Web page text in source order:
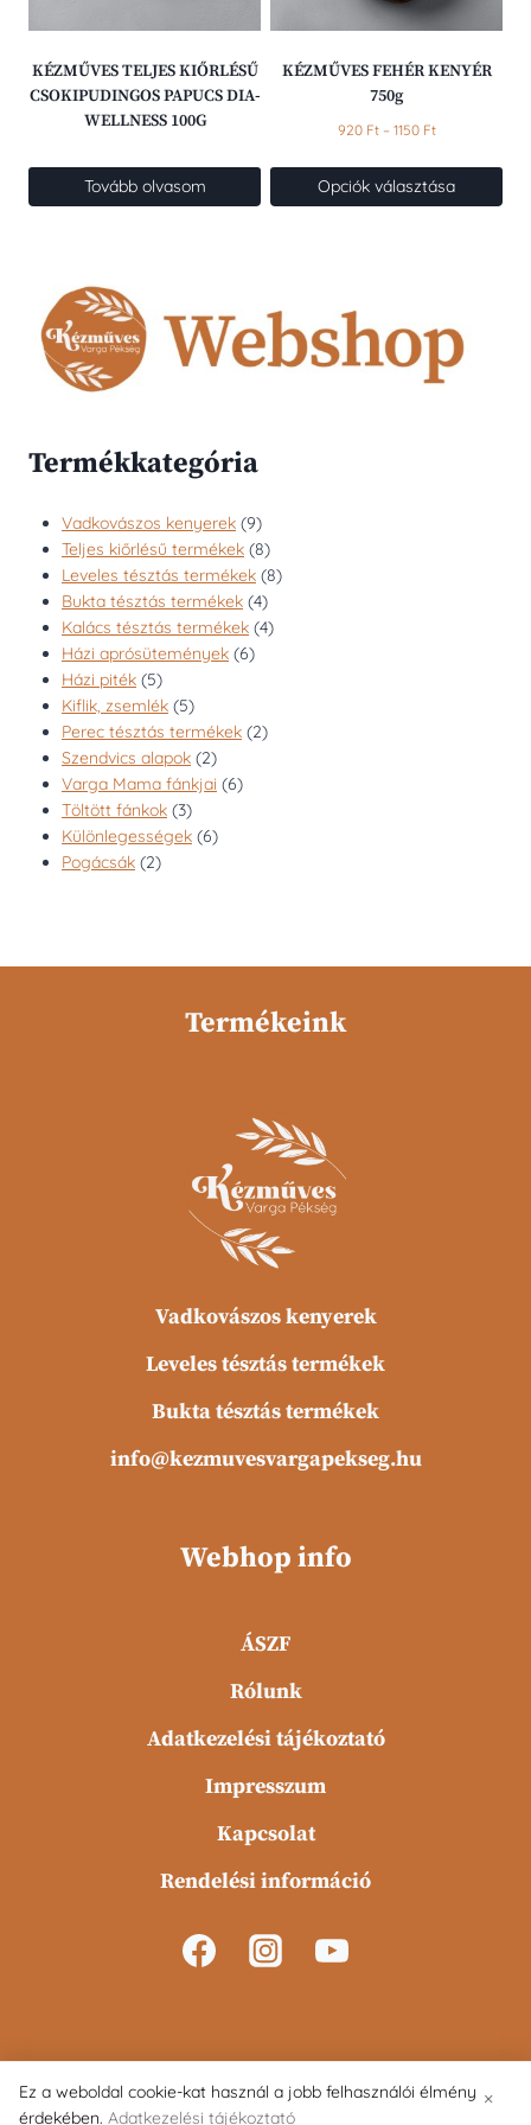
a
termékoldalon
választhatók
ki
KÉZMŰVES TELJES KIŐRLÉSŰ
CSOKIPUDINGOS PAPUCS DIA-
WELLNESS 100G
Tovább olvasom
KÉZMŰVES FEHÉR KENYÉR
750g
920 Ft – 1150 FtÁrtartomány:
1150 Ft
Opciók választása
van.
Termékkategória
Vadkovászos kenyerek 99
termék
Teljes kiőrlésű termékek 88
termék
Leveles tésztás termékek 88
Bukta tésztás termékek 44
termék
Kalács tésztás termékek 44
Házi aprósütemények 66
Házi piték 55
termék
Kiflik, zsemlék 55
termék
Perec tésztás termékek 22
Szendvics alapok 22
termék
Varga Mama fánkjai 66
Töltött fánkok 33
termék
Különlegességek 66
Pogácsák 22
Termékeink
Vadkovászos kenyerek
Leveles tésztás termékek
Bukta tésztás termékek
info@kezmuvesvargapekseg.hu
Webhop info
ÁSZF
Rólunk
Adatkezelési tájékoztató
Impresszum
Kapcsolat
Rendelési információ
×
Ez a weboldal cookie-kat használ a jobb felhasználói élmény
érdekében. Adatkezelési tájékoztató